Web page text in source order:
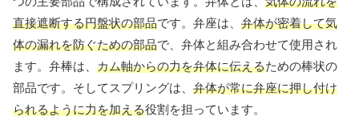
直接遮断する円盤状の部品です。弁座は、 弁体が密着して気
体の漏れを防ぐための部品で、弁体と組み合わせて使用され
ます。弁棒は、 カム軸からの力を弁体に伝えるための棒状の
部品です。そしてスプリングは、 弁体が常に弁座に押し付け
られるように力を加える役割を担っています。